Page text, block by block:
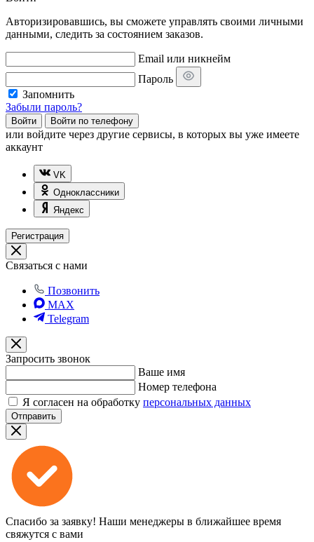
Авторизировавшись, вы сможете управлять своими личными
данными, следить за состоянием заказов.
Email или никнейм
Пароль
Запомнить
Забыли пароль?
Войти Войти по телефону
или войдите через другие сервисы, в которых вы уже имеете
аккаунт
VK
Одноклассники
Яндекс
Регистрация
Связаться с нами
Позвонить
MAX
Telegram
Запросить звонок
Ваше имя
Номер телефона
Я согласен на обработку персональных данных
Отправить
Спасибо за заявку! Наши менеджеры в ближайшее время
свяжутся с вами